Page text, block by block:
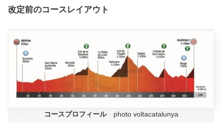
改定前のコースレイアウト
コースプロフィールphoto voltacatalunya